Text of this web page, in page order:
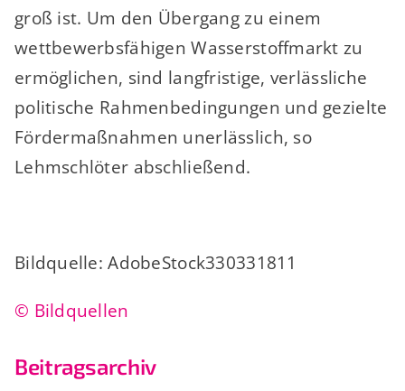
groß ist. Um den Übergang zu einem
wettbewerbsfähigen Wasserstoffmarkt zu
ermöglichen, sind langfristige, verlässliche
politische Rahmenbedingungen und gezielte
Fördermaßnahmen unerlässlich, so
Lehmschlöter abschließend.
Bildquelle: AdobeStock330331811
© Bildquellen
Beitragsarchiv